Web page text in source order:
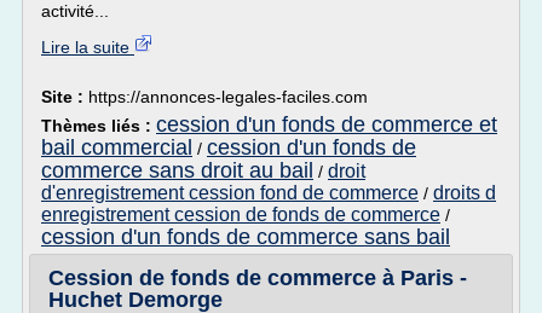
activité...
Lire la suite
Site : https://annonces-legales-faciles.com
Thèmes liés : cession d'un fonds de commerce et
bail commercial / cession d'un fonds de
commerce sans droit au bail / droit
d'enregistrement cession fond de commerce / droits d
enregistrement cession de fonds de commerce /
cession d'un fonds de commerce sans bail
Cession de fonds de commerce à Paris -
Huchet Demorge